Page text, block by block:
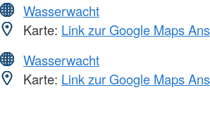
Wasserwacht
Karte: Link zur Google Maps
Wasserwacht
Karte: Link zur Google Maps